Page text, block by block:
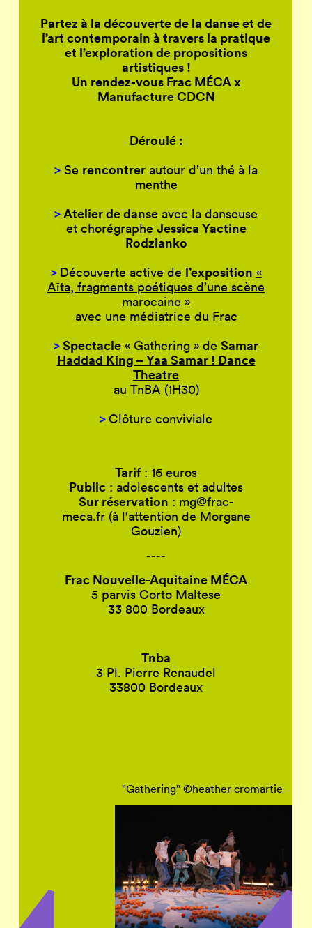
Partez à la découverte de la danse et de
l’art contemporain à travers la pratique
et l’exploration de propositions
artistiques !
Un rendez-vous Frac MÉCA x
Manufacture CDCN
Déroulé :
> Se rencontrer autour d’un thé à la
menthe
>Atelier de danse avec la danseuse
et chorégraphe Jessica Yactine
Rodzianko
> Découverte active de l’exposition «
Aïta, fragments poétiques d’une scène
marocaine »
avec une médiatrice du Frac
>Spectacle « Gathering » de Samar
Haddad King – Yaa Samar ! Dance
Theatre
au TnBA (1H30)
>Clôture conviviale
Tarif: 16 euros
Public : adolescents et adultes
Sur réservation : mg@frac-
meca.fr (à l'attention de Morgane
Gouzien)
----
Frac Nouvelle-Aquitaine MÉCA
5 parvis Corto Maltese
33 800 Bordeaux
Tnba
3 Pl. Pierre Renaudel
33800 Bordeaux
"Gathering" ©heather cromartie